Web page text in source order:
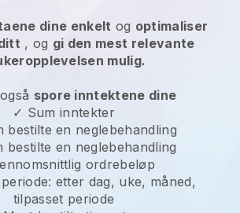
dine enkelt og optimaliser
, og gi den mest relevante
mulig.
spore inntektene dine
✓ Sum inntekter
bestilte en neglebehandling
bestilte en neglebehandling
ordrebeløp
etter dag, uke, måned,
tilpasset periode